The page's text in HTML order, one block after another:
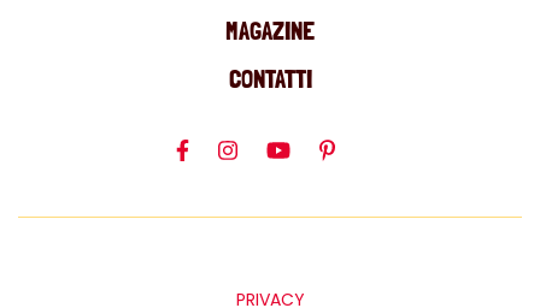
MAGAZINE
CONTATTI
PRIVACY